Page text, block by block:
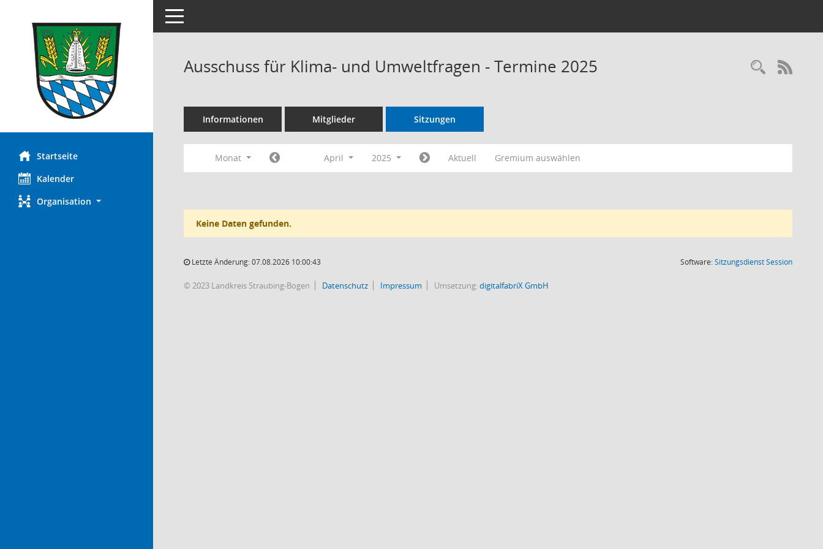
Startseite
Kalender
Organisation
Toggle navigation
Ausschuss für Klima- und Umweltfragen - Termine 2025
Informationen Mitglieder Sitzungen
Monat April 2025 Aktuell Gremium auswählen
Keine Daten gefunden.
Letzte Änderung: 07.08.2026 10:00:43 Software:SitzungsdienstSession(Wird in
© 2023 Landkreis Straubing-Bogen Datenschutz Impressum Umsetzung:digitalfabriX GmbH